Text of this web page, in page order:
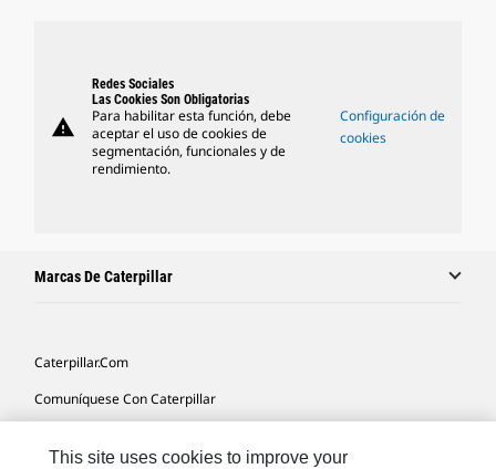
warning
Redes Sociales
Las Cookies Son Obligatorias
Para habilitar esta función, debe
aceptar el uso de cookies de
segmentación, funcionales y de
rendimiento.
Configuración de
cookies
Marcas De Caterpillar
Caterpillar.com
Comuníquese Con Caterpillar
This site uses cookies to improve your